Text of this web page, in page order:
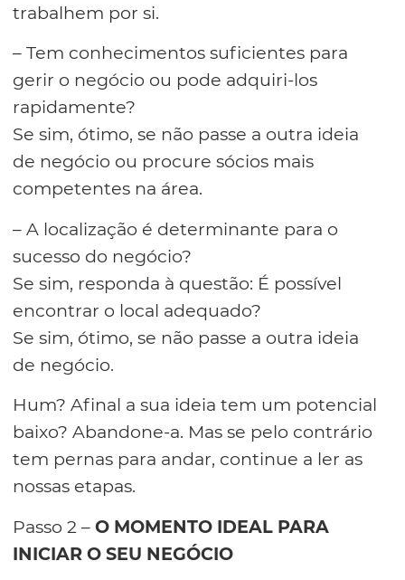
trabalhem por si.
– Tem conhecimentos suficientes para
gerir o negócio ou pode adquiri-los
rapidamente?
Se sim, ótimo, se não passe a outra ideia
de negócio ou procure sócios mais
competentes na área.
– A localização é determinante para o
sucesso do negócio?
Se sim, responda à questão: É possível
encontrar o local adequado?
Se sim, ótimo, se não passe a outra ideia
de negócio.
Hum? Afinal a sua ideia tem um potencial
baixo? Abandone-a. Mas se pelo contrário
tem pernas para andar, continue a ler as
nossas etapas.
Passo 2 – O MOMENTO IDEAL PARA
INICIAR O SEU NEGÓCIO